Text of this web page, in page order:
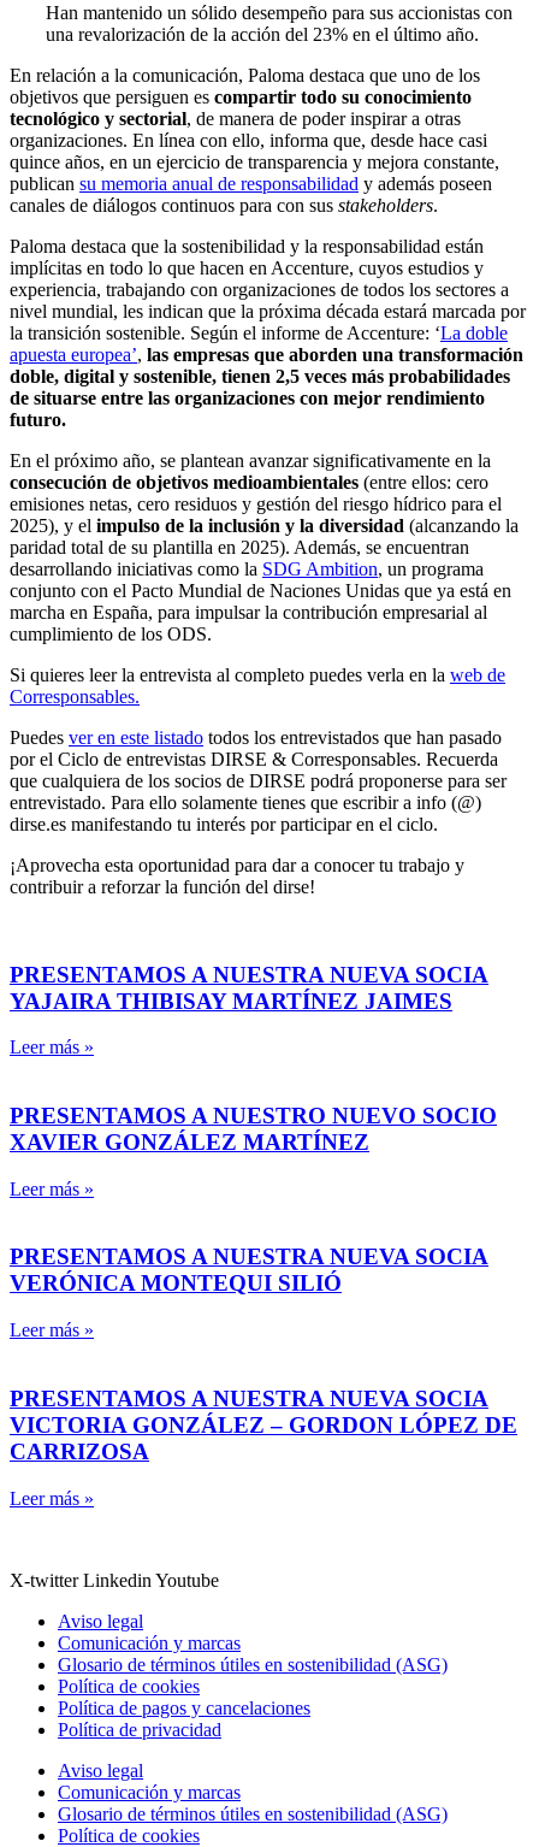
Han mantenido un sólido desempeño para sus accionistas con
una revalorización de la acción del 23% en el último año.
En relación a la comunicación, Paloma destaca que uno de los
objetivos que persiguen es compartir todo su conocimiento
tecnológico y sectorial, de manera de poder inspirar a otras
organizaciones. En línea con ello, informa que, desde hace casi
quince años, en un ejercicio de transparencia y mejora constante,
publican su memoria anual de responsabilidad y además poseen
canales de diálogos continuos para con sus stakeholders.
Paloma destaca que la sostenibilidad y la responsabilidad están
implícitas en todo lo que hacen en Accenture, cuyos estudios y
experiencia, trabajando con organizaciones de todos los sectores a
nivel mundial, les indican que la próxima década estará marcada por
la transición sostenible. Según el informe de Accenture: ‘La doble
apuesta europea’, las empresas que aborden una transformación
doble, digital y sostenible, tienen 2,5 veces más probabilidades
de situarse entre las organizaciones con mejor rendimiento
futuro.
En el próximo año, se plantean avanzar significativamente en la
consecución de objetivos medioambientales (entre ellos: cero
emisiones netas, cero residuos y gestión del riesgo hídrico para el
2025), y el impulso de la inclusión y la diversidad (alcanzando la
paridad total de su plantilla en 2025). Además, se encuentran
desarrollando iniciativas como la SDG Ambition, un programa
conjunto con el Pacto Mundial de Naciones Unidas que ya está en
marcha en España, para impulsar la contribución empresarial al
cumplimiento de los ODS.
Si quieres leer la entrevista al completo puedes verla en la web de
Corresponsables.
Puedes ver en este listado todos los entrevistados que han pasado
por el Ciclo de entrevistas DIRSE & Corresponsables. Recuerda
que cualquiera de los socios de DIRSE podrá proponerse para ser
entrevistado. Para ello solamente tienes que escribir a info (@)
dirse.es manifestando tu interés por participar en el ciclo.
¡Aprovecha esta oportunidad para dar a conocer tu trabajo y
contribuir a reforzar la función del dirse!
PRESENTAMOS A NUESTRA NUEVA SOCIA
YAJAIRA THIBISAY MARTÍNEZ JAIMES
Leer más »
PRESENTAMOS A NUESTRO NUEVO SOCIO
XAVIER GONZÁLEZ MARTÍNEZ
Leer más »
PRESENTAMOS A NUESTRA NUEVA SOCIA
VERÓNICA MONTEQUI SILIÓ
Leer más »
PRESENTAMOS A NUESTRA NUEVA SOCIA
VICTORIA GONZÁLEZ – GORDON LÓPEZ DE
CARRIZOSA
Leer más »
X-twitter Linkedin Youtube
Aviso legal
Comunicación y marcas
Glosario de términos útiles en sostenibilidad (ASG)
Política de cookies
Política de pagos y cancelaciones
Política de privacidad
Aviso legal
Comunicación y marcas
Glosario de términos útiles en sostenibilidad (ASG)
Política de cookies